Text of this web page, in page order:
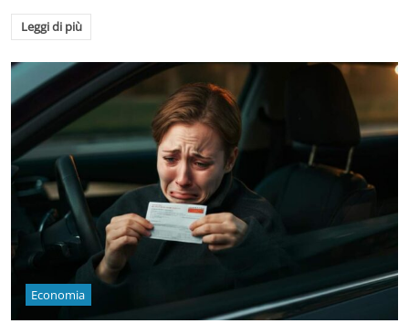
Leggi di più
Economia